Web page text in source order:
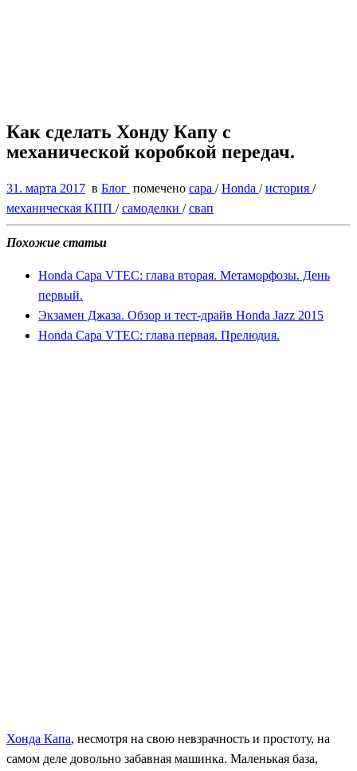
Как сделать Хонду Капу с
механической коробкой передач.
31. марта 2017 в Блог помечено capa /Honda /история /
механическая КПП /самоделки /свап
Похожие статьи
Honda Capa VTEC: глава вторая. Метаморфозы. День
первый.
Экзамен Джаза. Обзор и тест-драйв Honda Jazz 2015
Honda Capa VTEC: глава первая. Прелюдия.
Хонда Капа, несмотря на свою невзрачность и простоту, на
самом деле довольно забавная машинка. Маленькая база,